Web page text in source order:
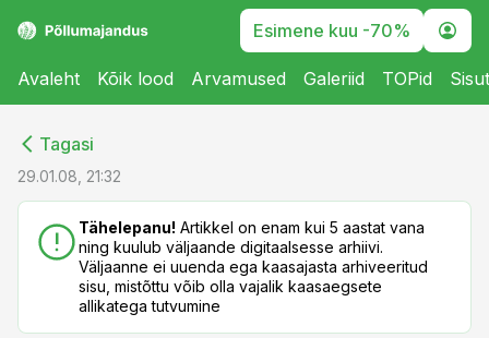
Esimene kuu -70%
Avaleht Kõik lood Arvamused Galeriid TOPid
Tagasi
29.01.08, 21:32
Tähelepanu! Artikkel on enam kui 5 aastat vana
ning kuulub väljaande digitaalsesse arhiivi.
Väljaanne ei uuenda ega kaasajasta arhiveeritud
sisu, mistõttu võib olla vajalik kaasaegsete
allikatega tutvumine